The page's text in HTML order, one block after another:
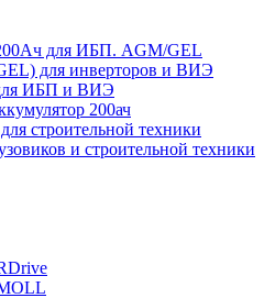
для ИБП. AGM/GEL
для инверторов и ВИЭ
ИБП и ВИЭ
200ач
строительной техники
и строительной техники